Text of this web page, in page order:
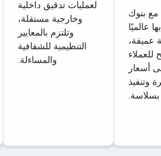
مع بنوك
عالميًا
عميقة،
للعملاء
أسعار
وتنفيذ
بسلاسة.
لعمليات تدقيق داخلية
وخارجية مستقلة،
وتلتزم بالمعايير
التنظيمية للشفافية
والمساءلة.